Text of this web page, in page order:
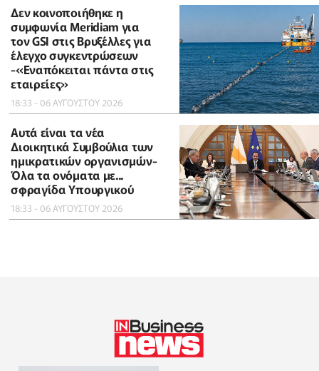
Δεν κοινοποιήθηκε η
συμφωνία Meridiam για
τον GSI στις Βρυξέλλες για
έλεγχο συγκεντρώσεων
-«Εναπόκειται πάντα στις
εταιρείες»
18:33 - 06 ΑΥΓΟΥΣΤΟΥ 2026
Αυτά είναι τα νέα
Διοικητικά Συμβούλια των
ημικρατικών οργανισμών-
Όλα τα ονόματα με...
σφραγίδα Υπουργικού
18:33 - 06 ΑΥΓΟΥΣΤΟΥ 2026